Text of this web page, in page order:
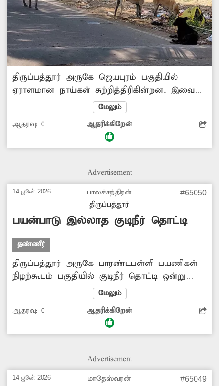
திருப்பத்தூர் அருகே ஜெயபுரம் பகுதியில்
ஏராளமான நாய்கள் சுற்றித்திரிகின்றன. இவை
சாலையில் செல்லும் பொதுமக்களை கடிக்க
வருகின்றன. எனவே இந்த நாய்கள்
தொல்லையை கட்டுப்படுத்த அதிகாரிகள்
நடவடிக்கை எடுக்க வேண்டும். -ராஜமாணிக்கம்,
மேலும்
ஆதரவு: 0 ஆதரிக்கிறேன்
Advertisement
14 ஜூன் 2026
பாலச்சந்திரன்
திருப்பத்தூர்
#65050
பயன்பாடு இல்லாத குடிநீர் தொட்டி
தண்ணீர்
திருப்பத்தூர் அருகே பாரண்டபள்ளி பயணிகள்
நிழற்கூடம் பகுதியில் குடிநீர் தொட்டி ஒன்று
இருந்தது. அதை, அந்தப் பகுதியை சேர்ந்த
பொதுமக்கள் குடிநீர் தேவைக்காக பயன்படுத்தி
வந்தனர். தற்போது குடிநீர் தொட்டி பயன்பாடு
இல்லாமல் உள்ளது. அந்தக் குடிநீர் தொட்டியை
வர அதிகாரிகள் நடவடிக்கை எடுக்க வேண்டும்.
மேலும்
ஆதரவு: 0 ஆதரிக்கிறேன்
Advertisement
14 ஜூன் 2026
மாதேஸ்வரன்
#65049